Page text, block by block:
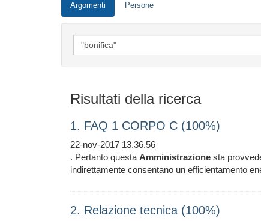
Argomenti Persone
Risultati della ricerca
1. FAQ 1 CORPO C (100%)
22-nov-2017 13.36.56
. Pertanto questa Amministrazione sta
indirettamente consentano un efficientamento
2. Relazione tecnica (100%)